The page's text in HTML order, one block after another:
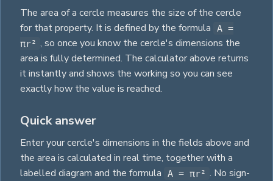
The area of a cercle measures the size of the cercle
for that property. It is defined by the formula
A =
πr² ,so once you know thecercle's dimensions the
area is fully determined. The calculator above returns
it instantly and shows the working so you can see
exactly how the value is reached.
Quick answer
Enter yourcercle's dimensions in the fields above and
the area is calculated in real time, together with a
labelled diagram and the formula A = πr² . No sign-